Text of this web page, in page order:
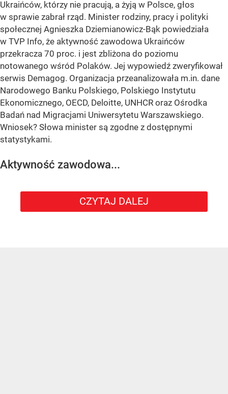
Ukraińców, którzy nie pracują, a żyją w Polsce, głos
w sprawie zabrał rząd. Minister rodziny, pracy i polityki
społecznej Agnieszka Dziemianowicz-Bąk powiedziała
w TVP Info, że aktywność zawodowa Ukraińców
przekracza 70 proc. i jest zbliżona do poziomu
notowanego wśród Polaków. Jej wypowiedź zweryfikował
serwis Demagog. Organizacja przeanalizowała m.in. dane
Narodowego Banku Polskiego, Polskiego Instytutu
Ekonomicznego, OECD, Deloitte, UNHCR oraz Ośrodka
Badań nad Migracjami Uniwersytetu Warszawskiego.
Wniosek? Słowa minister są zgodne z dostępnymi
statystykami.
Aktywność zawodowa...
CZYTAJ DALEJ